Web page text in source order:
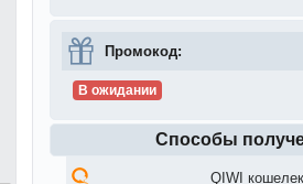
Промокод:
В ожидании
Способы
QIWI кошелек